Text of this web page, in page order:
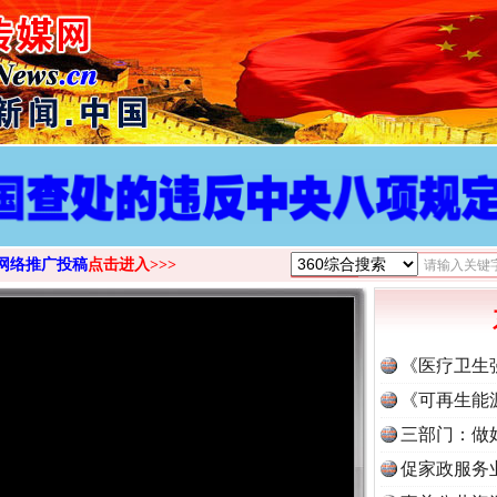
络推广投稿点击进入>>>
《医疗卫
《可再生
三部门：做
促家政服务